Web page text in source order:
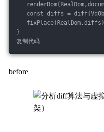
const diffs =
fixPlace(RealDom,diffs)
}
复制代码
before